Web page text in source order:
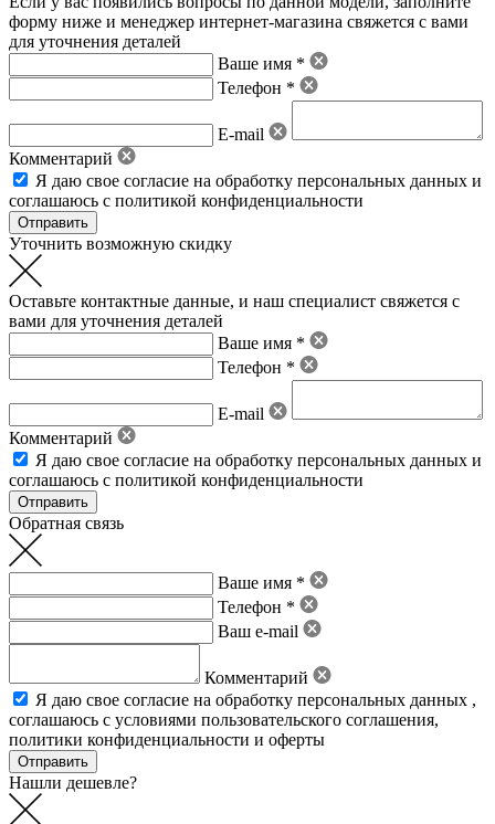
форму ниже и менеджер интернет-магазина свяжется с вами
для уточнения деталей
Ваше имя *
Телефон *
E-mail
Комментарий
Я даю свое согласие на обработку персональных данных и
соглашаюсь с политикой конфиденциальности
Уточнить возможную скидку
Оставьте контактные данные, и наш специалист свяжется с
вами для уточнения деталей
Ваше имя *
Телефон *
E-mail
Комментарий
Я даю свое согласие на обработку персональных данных и
соглашаюсь с политикой конфиденциальности
Обратная связь
Ваше имя *
Телефон *
Ваш e-mail
Комментарий
Я даю свое согласие на обработку персональных данных ,
соглашаюсь с условиями пользовательского соглашения,
политики конфиденциальности и оферты
Нашли дешевле?